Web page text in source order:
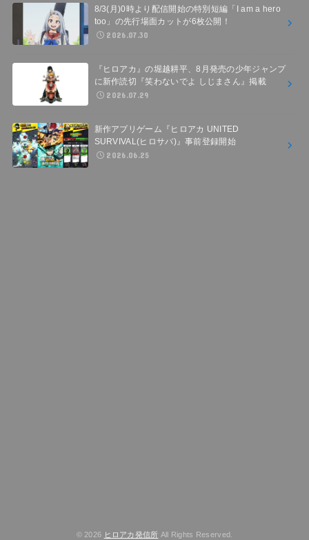
8/3(月)0時より配信開始の特別短編「I am a hero
too」の先行場面カットが6枚公開！
2026.07.30
『ヒロアカ』の堀越耕平、8月発売の少年ジャンプ
に新作読切『笑わないでよ しじまさん』掲載
2026.07.29
新作アプリゲーム『ヒロアカ UNITED
SURVIVAL(ヒロサバ)』事前登録開始
2026.06.25
© 2026 ヒロアカ発信所 All Rights Reserved.